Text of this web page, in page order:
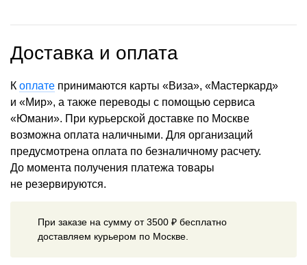
Доставка и оплата
К оплате принимаются карты «Виза», «Мастеркард»
и «Мир», а также переводы с помощью сервиса
«Юмани». При курьерской доставке по Москве
возможна оплата наличными. Для организаций
предусмотрена оплата по безналичному расчету.
До момента получения платежа товары
не резервируются.
При заказе на сумму от 3500 ₽ бесплатно
доставляем курьером по Москве.